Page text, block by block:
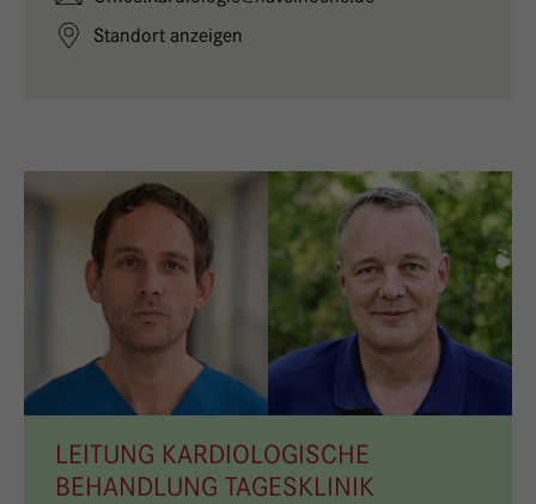
Standort anzeigen
LEITUNG KARDIOLOGISCHE
BEHANDLUNG TAGESKLINIK